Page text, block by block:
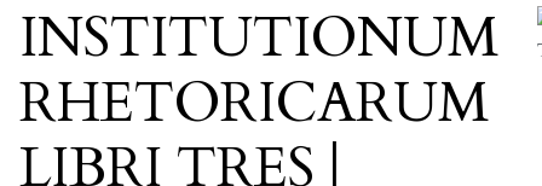
INSTITUTIONUM
RHETORICARUM
LIBRI TRES |